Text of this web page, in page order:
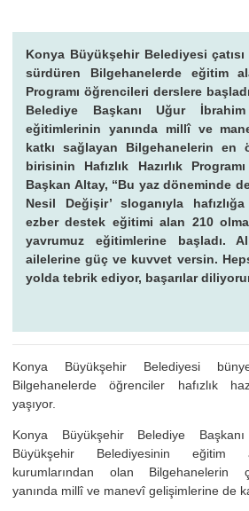
Konya Büyükşehir Belediyesi
sürdüren Bilgehanelerde eğitim
Programı öğrencileri derslere
Belediye Başkanı Uğur
eğitimlerinin yanında millî ve
katkı sağlayan Bilgehanelerin en
birisinin Hafızlık Hazırlık
Başkan Altay, “Bu yaz döneminde
Nesil Değişir’ sloganıyla
ezber destek eğitimi alan 210
yavrumuz eğitimlerine başladı.
ailelerine güç ve kuvvet versin.
yolda tebrik ediyor, başarılar
Konya Büyükşehir Belediyesi
Bilgehanelerde öğrenciler hafızlık
yaşıyor.
Konya Büyükşehir Belediye
Büyükşehir Belediyesinin eğitim
kurumlarından olan Bilgehanelerin
yanında millî ve manevî gelişimlerine de